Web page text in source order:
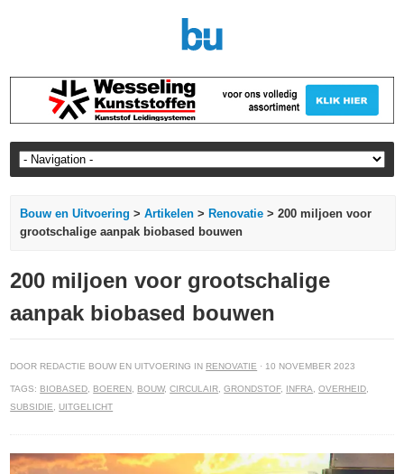
Bouw en Uitvoering >Artikelen > Renovatie > 200 miljoen voor
grootschalige aanpak biobased bouwen
200 miljoen voor grootschalige
aanpak biobased bouwen
DOOR REDACTIE BOUW EN UITVOERING IN RENOVATIE · 10 NOVEMBER 2023
TAGS: BIOBASED, BOEREN, BOUW,CIRCULAIR,GRONDSTOF, INFRA,OVERHEID,
SUBSIDIE,UITGELICHT